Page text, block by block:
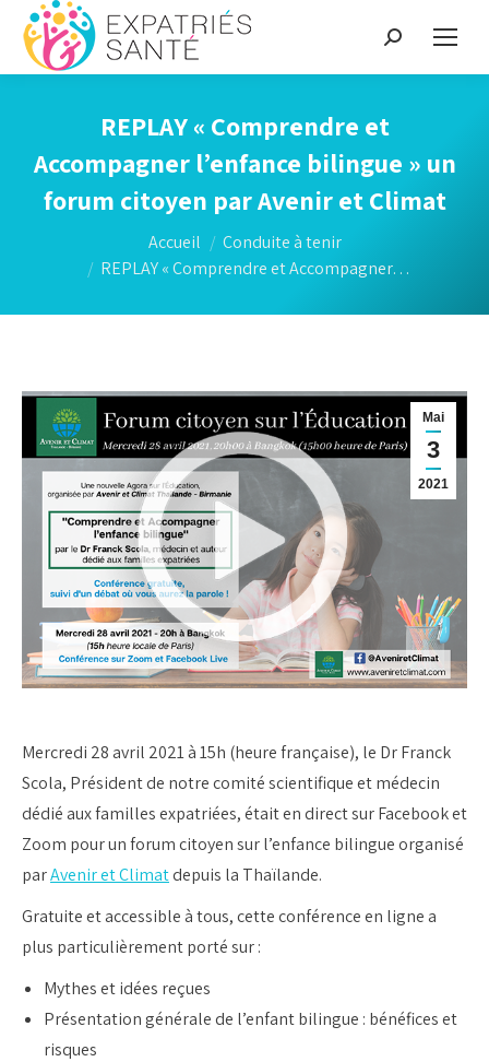
Recherche
:
REPLAY « Comprendre et
Accompagner l’enfance bilingue » un
forum citoyen par Avenir et Climat
Accueil
Conduite à tenir
REPLAY « Comprendre et Accompagner…
Mai
3
2021
Mercredi 28 avril 2021 à 15h (heure française), le Dr Franck
Scola, Président de notre comité scientifique et médecin
dédié aux familles expatriées, était en direct sur Facebook et
Zoom pour un forum citoyen sur l’enfance bilingue organisé
parAvenir et Climatdepuis la Thaïlande.
Gratuite et accessible à tous, cette conférence en ligne a
plus particulièrement porté sur :
Mythes et idées reçues
Présentation générale de l’enfant bilingue : bénéfices et
risques